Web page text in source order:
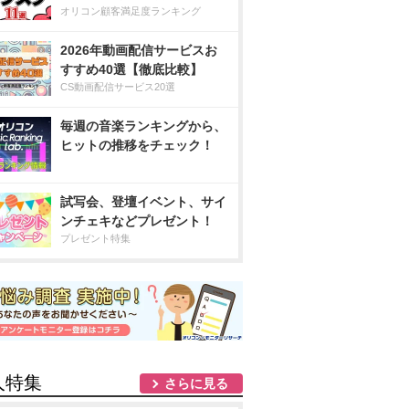
オリコン顧客満足度ランキング
2026年動画配信サービスお
すすめ40選【徹底比較】
CS動画配信サービス20選
毎週の音楽ランキングから、
ヒットの推移をチェック！
試写会、登壇イベント、サイ
ンチェキなどプレゼント！
プレゼント特集
特集 さらに見る